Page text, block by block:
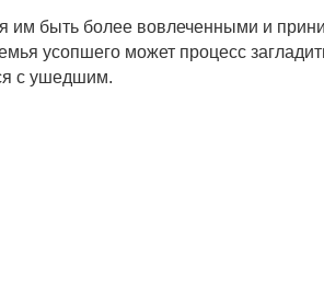
им быть более вовлеченными и
усопшего может процесс
с ушедшим.